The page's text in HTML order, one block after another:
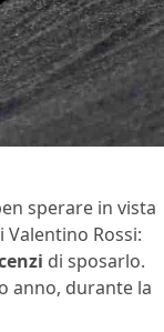
sperare in vista
Rossi:
di sposarlo.
anno, durante la